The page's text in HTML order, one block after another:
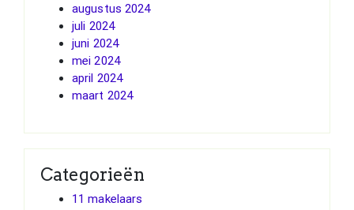
augustus 2024
juli 2024
juni 2024
mei 2024
april 2024
maart 2024
Categorieën
11 makelaars